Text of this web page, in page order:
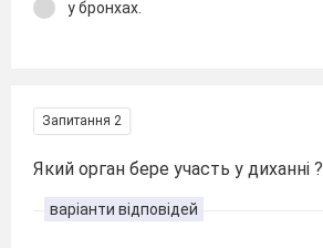
у бронхах.
Запитання 2
Який орган бере участь у диханні ?
варіанти відповідей